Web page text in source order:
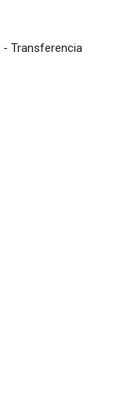
- Transferencia